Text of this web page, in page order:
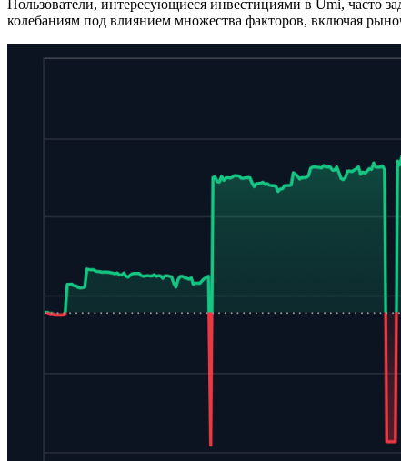
Пользователи, интересующиеся инвестициями в Umi, часто
колебаниям под влиянием множества факторов, включая